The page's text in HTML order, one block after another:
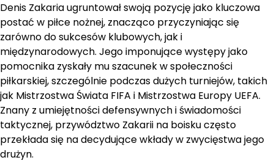
Denis Zakaria ugruntował swoją pozycję jako kluczowa
postać w piłce nożnej, znacząco przyczyniając się
zarówno do sukcesów klubowych, jak i
międzynarodowych. Jego imponujące występy jako
pomocnika zyskały mu szacunek w społeczności
piłkarskiej, szczególnie podczas dużych turniejów, takich
jak Mistrzostwa Świata FIFA i Mistrzostwa Europy UEFA.
Znany z umiejętności defensywnych i świadomości
taktycznej, przywództwo Zakarii na boisku często
przekłada się na decydujące wkłady w zwycięstwa jego
drużyn.